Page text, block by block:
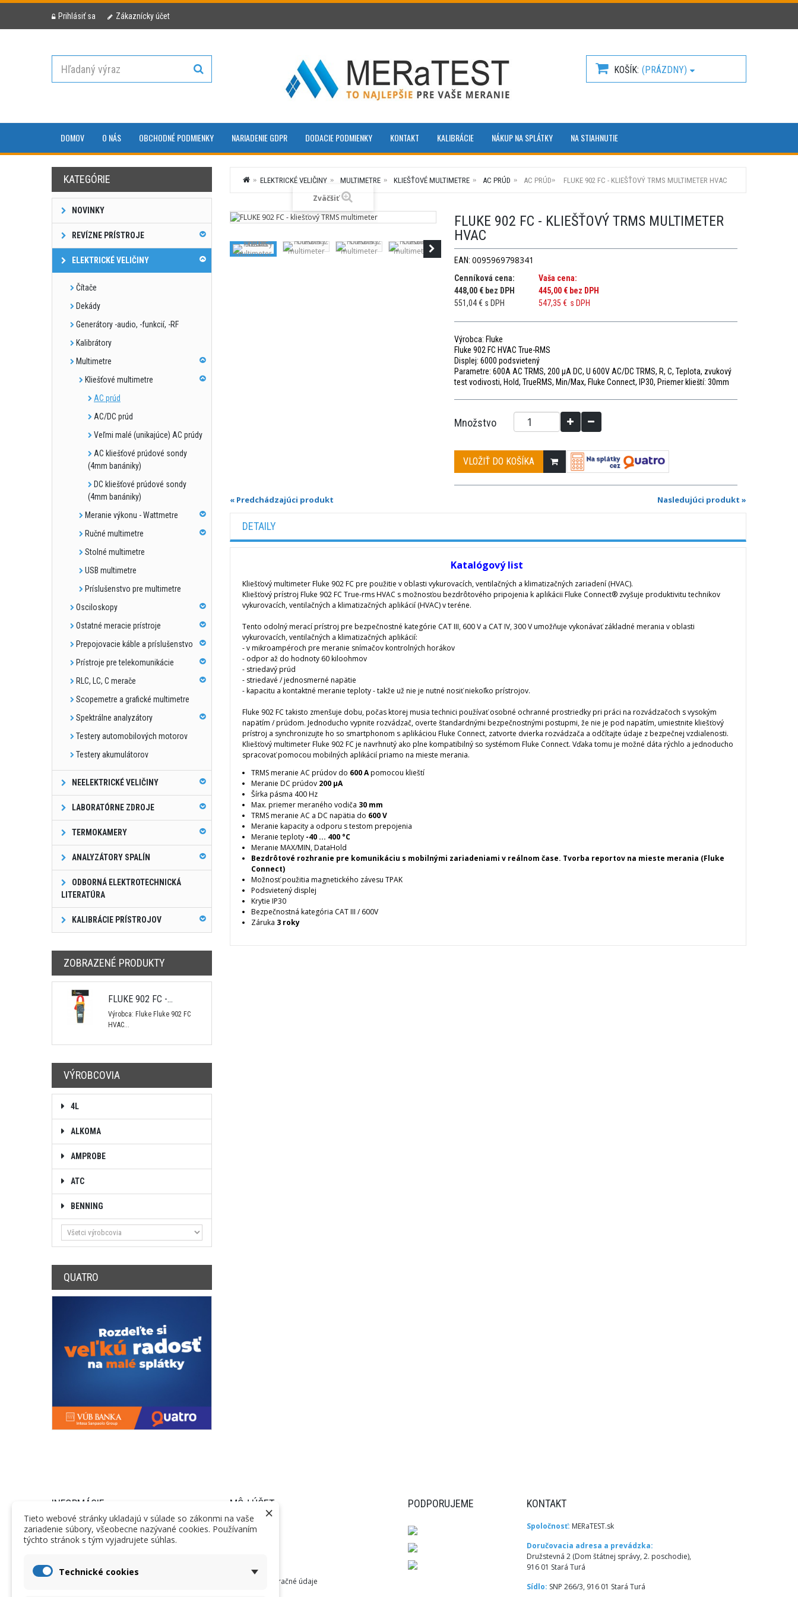
Prihlásiť sa Zákaznícky účet
KOŠÍK (PRÁZDNY)
DOMOV O NÁS OBCHODNÉ PODMIENKY NARIADENIE GDPR DODACIE PODMIENKY KONTAKT KALIBRÁCIE NÁKUP NA SPLÁTKY NA STIAHNUTIE
KATEGÓRIE
NOVINKY
REVÍZNE PRÍSTROJE
ELEKTRICKÉ VELIČINY
Čítače
Dekády
Generátory -audio, -funkcií, -RF
Kalibrátory
Multimetre
Kliešťové multimetre
AC prúd
AC/DC prúd
Veľmi malé (unikajúce) AC prúdy
AC kliešťové prúdové sondy
(4mm banániky)
DC kliešťové prúdové sondy
(4mm banániky)
Meranie výkonu - Wattmetre
Ručné multimetre
Stolné multimetre
USB multimetre
Príslušenstvo pre multimetre
Osciloskopy
Ostatné meracie prístroje
Prepojovacie káble a príslušenstvo
Prístroje pre telekomunikácie
RLC, LC, C merače
Scopemetre a grafické multimetre
Spektrálne analyzátory
Testery automobilových motorov
Testery akumulátorov
NEELEKTRICKÉ VELIČINY
LABORATÓRNE ZDROJE
TERMOKAMERY
ANALYZÁTORY SPALÍN
ODBORNÁ ELEKTROTECHNICKÁ
LITERATÚRA
KALIBRÁCIE PRÍSTROJOV
ZOBRAZENÉ PRODUKTY
FLUKE 902 FC -...
Výrobca: Fluke Fluke 902 FC
HVAC...
VÝROBCOVIA
4L
ALKOMA
AMPROBE
ATC
BENNING
QUATRO
ELEKTRICKÉ VELIČINY MULTIMETRE KLIEŠŤOVÉ MULTIMETRE AC PRÚD AC PRÚD FLUKE 902 FC - KLIEŠŤOVÝ TRMS MULTIMETER HVAC
Zväčšiť
FLUKE 902 FC - KLIEŠŤOVÝ TRMS MULTIMETER
HVAC
EAN: 0095969798341
Cenníková cena:
448,00 € bez DPH
551,04 € s DPH
Vaša cena:
445,00 € bez DPH
547,35 € s DPH
Výrobca: Fluke
Fluke 902 FC HVAC True-RMS
Displej: 6000 podsvietený
Parametre: 600A AC TRMS, 200 μA DC, U 600V AC/DC TRMS, R, C, Teplota, zvukový
test vodivosti, Hold, TrueRMS, Min/Max, Fluke Connect, IP30, Priemer klieští: 30mm
Množstvo
VLOŽIŤ DO KOŠÍKA
« Predchádzajúci produkt Nasledujúci produkt »
DETAILY
Katalógový list
Kliešťový multimeter Fluke 902 FC pre použitie v oblasti vykurovacích, ventilačných a klimatizačných zariadení (HVAC).
Kliešťový prístroj Fluke 902 FC True-rms HVAC s možnosťou bezdrôtového pripojenia k aplikácii Fluke Connect® zvyšuje produktivitu technikov
vykurovacích, ventilačných a klimatizačných aplikácií (HVAC) v teréne.
Tento odolný merací prístroj pre bezpečnostné kategórie CAT III, 600 V a CAT IV, 300 V umožňuje vykonávať základné merania v oblasti
vykurovacích, ventilačných a klimatizačných aplikácií:
- v mikroampéroch pre meranie snímačov kontrolných horákov
- odpor až do hodnoty 60 kiloohmov
- striedavý prúd
- striedavé / jednosmerné napätie
- kapacitu a kontaktné meranie teploty - takže už nie je nutné nosiť niekoľko prístrojov.
Fluke 902 FC takisto zmenšuje dobu, počas ktorej musia technici používať osobné ochranné prostriedky pri práci na rozvádzačoch s vysokým
napätím / prúdom. Jednoducho vypnite rozvádzač, overte štandardnými bezpečnostnými postupmi, že nie je pod napätím, umiestnite kliešťový
prístroj a synchronizujte ho so smartphonom s aplikáciou Fluke Connect, zatvorte dvierka rozvádzača a odčítajte údaje z bezpečnej vzdialenosti.
Kliešťový multimeter Fluke 902 FC je navrhnutý ako plne kompatibilný so systémom Fluke Connect. Vďaka tomu je možné dáta rýchlo a jednoducho
spracovať pomocou mobilných aplikácií priamo na mieste merania.
TRMS meranie AC prúdov do 600 Apomocou klieští
Meranie DC prúdov 200 µA
Šírka pásma 400 Hz
Max. priemer meraného vodiča 30 mm
TRMS meranie AC a DC napätia do 600 V
Meranie kapacity a odporu s testom prepojenia
Meranie teploty -40 ... 400 °C
Meranie MAX/MIN, DataHold
Bezdrôtové rozhranie pre komunikáciu s mobilnými zariadeniami v reálnom čase. Tvorba reportov na mieste merania (Fluke
Connect)
Možnosť použitia magnetického závesu TPAK
Podsvietený displej
Krytie IP30
Bezpečnostná kategória CAT III / 600V
Záruka 3 roky
INFORMÁCIE
Informácie
Obchodné podmienky
MÔJ ÚČET
Objednávky
Adresy a fakturačné údaje
PODPORUJEME KONTAKT
Spoločnosť: MERaTEST.sk
Doručovacia adresa a prevádzka:
Družstevná 2 (Dom štátnej správy, 2. poschodie),
916 01 Stará Turá
Sídlo: SNP 266/3, 916 01 Stará Turá
×
Tieto webové stránky ukladajú v súlade so zákonmi na vaše
zariadenie súbory, všeobecne nazývané cookies. Používaním
týchto stránok s tým vyjadrujete súhlas.
Technické cookies